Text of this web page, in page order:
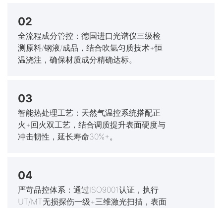
02
全流程成分管控：德国进口光谱仪三级检
测原料/钢液/成品，结合吹氩匀质技术+恒
温浇注，确保材质成分精确达标。
03
智能热处理工艺：天然气温控系统搭配正
火+回火双工艺，结合调质提升表面硬度与
冲击韧性，延长寿命30%+。
04
严苛品控体系：通过ISO9001认证，执行
UT/MT无损探伤一级+三维激光扫描，表面